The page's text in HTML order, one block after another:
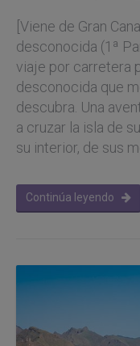
[Viene de Gran
desconocida (1ª
viaje por carretera
desconocida que
descubra. Una
a cruzar la isla de
su interior, de sus
Continúa leyendo